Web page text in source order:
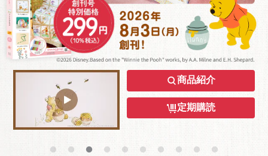
商品紹介
定期購読